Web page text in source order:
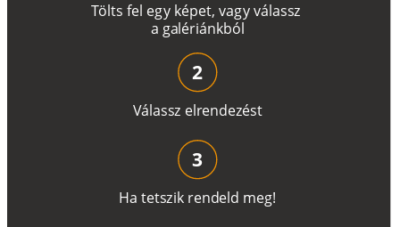
Tölts fel egy képet, vagyválassz
a galériánkból
Válassz elrendezést
2
Ha tetszik rendeld meg!
3